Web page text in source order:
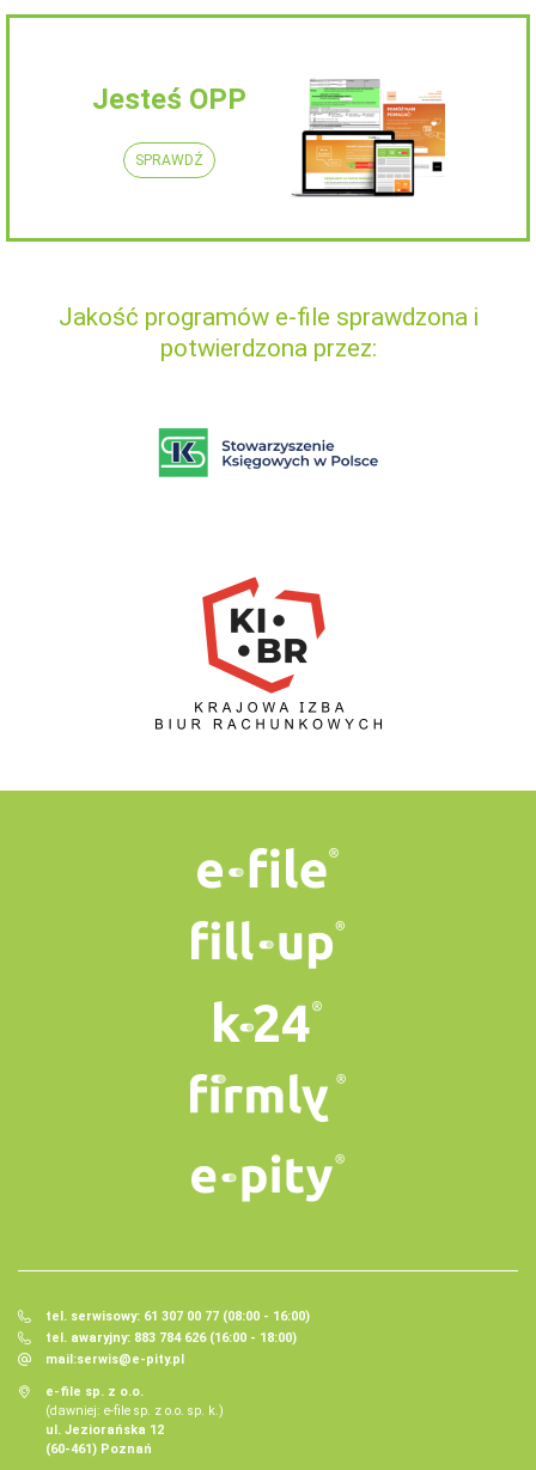
Jesteś OPP
SPRAWDŹ
Jakość programów e-file sprawdzona i
potwierdzona przez:
tel. serwisowy: 61 307 00 77 (08:00 - 16:00)
tel. awaryjny: 883 784 626 (16:00 - 18:00)
mail:serwis@e-pity.pl
e-file sp. z o.o.
(dawniej: e-file sp. z o.o. sp. k.)
ul. Jeziorańska 12
(60-461) Poznań